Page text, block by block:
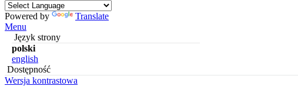
Powered by
Translate
Menu
Język strony
polski
english
Dostępność
Wersja kontrastowa